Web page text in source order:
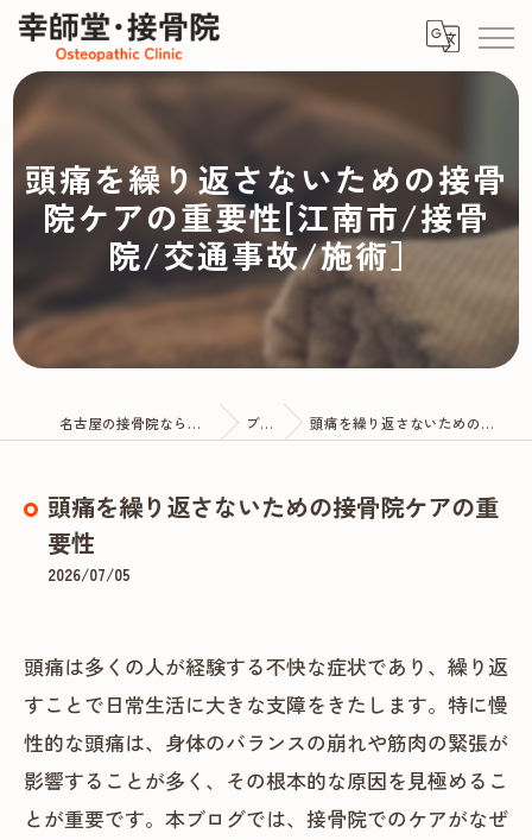
頭痛を繰り返さないための接骨
院ケアの重要性[江南市/接骨
院/交通事故/施術］
名古屋の接骨院なら幸師堂・接骨院 ブログ 頭痛を繰り返さないための接骨院ケアの重要性
頭痛を繰り返さないための接骨院ケアの重
要性
2026/07/05
頭痛は多くの人が経験する不快な症状であり、繰り返
すことで日常生活に大きな支障をきたします。特に慢
性的な頭痛は、身体のバランスの崩れや筋肉の緊張が
影響することが多く、その根本的な原因を見極めるこ
とが重要です。本ブログでは、接骨院でのケアがなぜ